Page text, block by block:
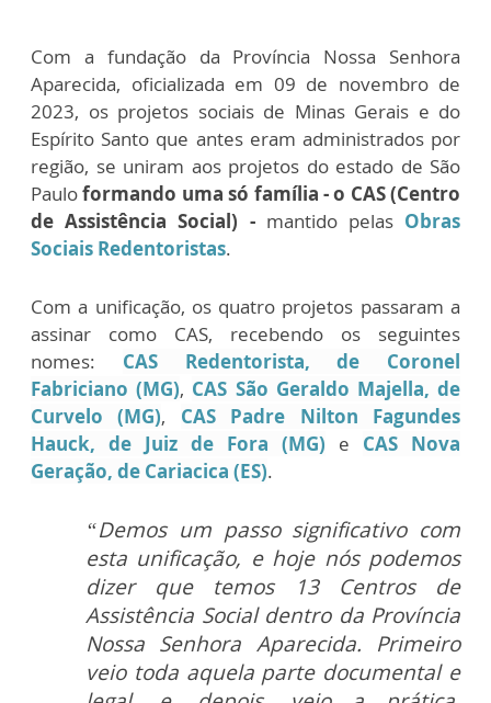
Com a fundação da Província Nossa Senhora
Aparecida, oficializada em 09 de novembro de
2023, os projetos sociais de Minas Gerais e do
Espírito Santo que antes eram administrados por
região, se uniram aos projetos do estado de São
Pauloformando uma só família - o CAS (Centro
de Assistência Social) - mantido pelas Obras
Sociais Redentoristas.
Com a unificação, os quatro projetos passaram a
assinar como CAS, recebendo os seguintes
nomes: CAS Redentorista, de Coronel
Fabriciano (MG), CAS São Geraldo Majella, de
Curvelo (MG), CAS Padre Nilton Fagundes
Hauck, de Juiz de Fora (MG) e CAS Nova
Geração, de Cariacica (ES).
“Demos um passo significativo com
esta unificação, e hoje nós podemos
dizer que temos 13 Centros de
Assistência Social dentro da Província
Nossa Senhora Aparecida. Primeiro
veio toda aquela parte documental e